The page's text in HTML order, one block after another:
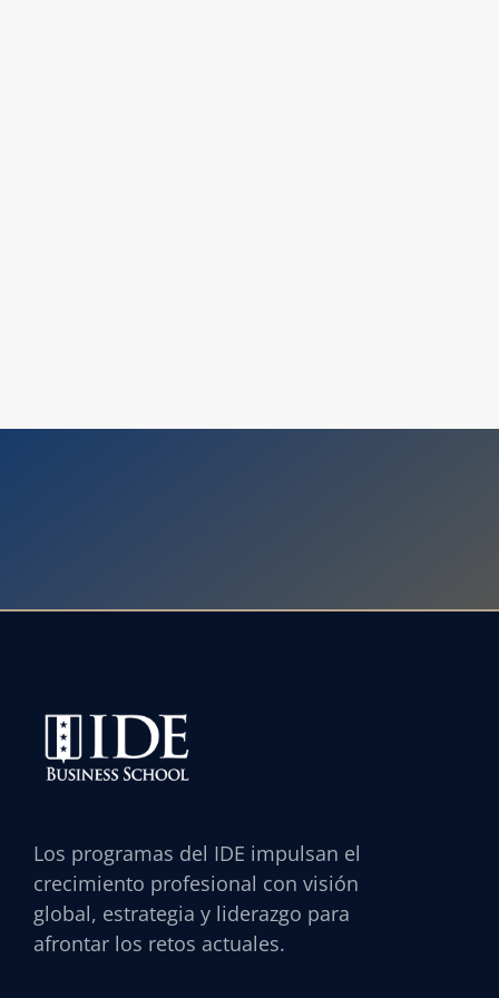
Los programas del IDE impulsan el
crecimiento profesional con visión
global, estrategia y liderazgo para
afrontar los retos actuales.